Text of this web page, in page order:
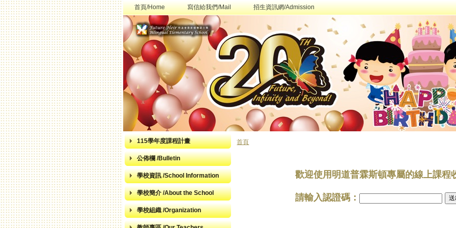
首頁/Home 寫信給我們/Mail 招生資訊網/Admission
115學年度課程計畫
公佈欄 /Bulletin
學校資訊 /School Information
學校簡介 /About the School
學校組織 /Organization
首頁
歡迎使用明道普霖斯頓專屬的線上課程
請輸入認證碼：